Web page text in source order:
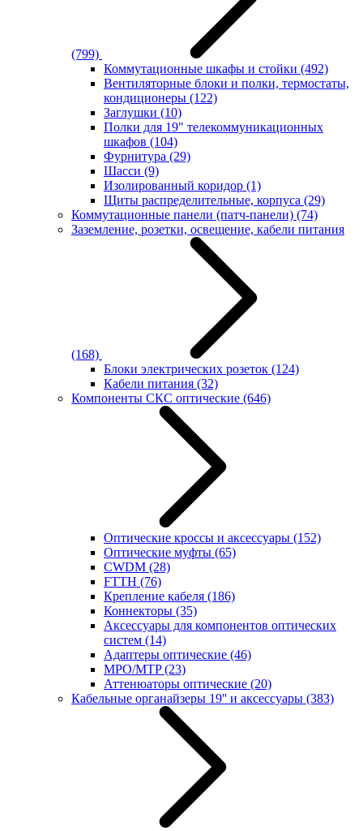
(799)
Коммутационные шкафы и стойки (492)
Вентиляторные блоки и полки, термостаты,
кондиционеры (122)
Заглушки (10)
Полки для 19" телекоммуникационных
шкафов (104)
Фурнитура (29)
Шасси (9)
Изолированный коридор (1)
Щиты распределительные, корпуса (29)
Коммутационные панели (патч-панели) (74)
Заземление, розетки, освещение, кабели питания
(168)
Блоки электрических розеток (124)
Кабели питания (32)
Компоненты СКС оптические (646)
Оптические кроссы и аксессуары (152)
Оптические муфты (65)
CWDM (28)
FTTH (76)
Крепление кабеля (186)
Коннекторы (35)
Аксессуары для компонентов оптических
систем (14)
Адаптеры оптические (46)
MPO/MTP(23)
Аттенюаторы оптические (20)
Кабельные органайзеры 19'' и аксессуары (383)